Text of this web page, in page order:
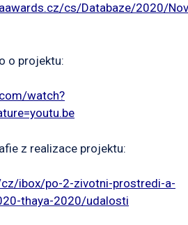
cs/Databaze/2020/
o projektu:
watch?
z realizace projektu:
ibox/po-2-zivotni-prostredi-a-
thaya-2020/udalosti